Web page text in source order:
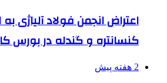
اعتراض انجمن فولاد آلیاژی
کنسانتره و گندله در بورس
2 هفته پیش